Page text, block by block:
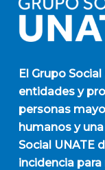
El Grupo Social
entidades y
personas
humanos y
Social UNATE
incidencia